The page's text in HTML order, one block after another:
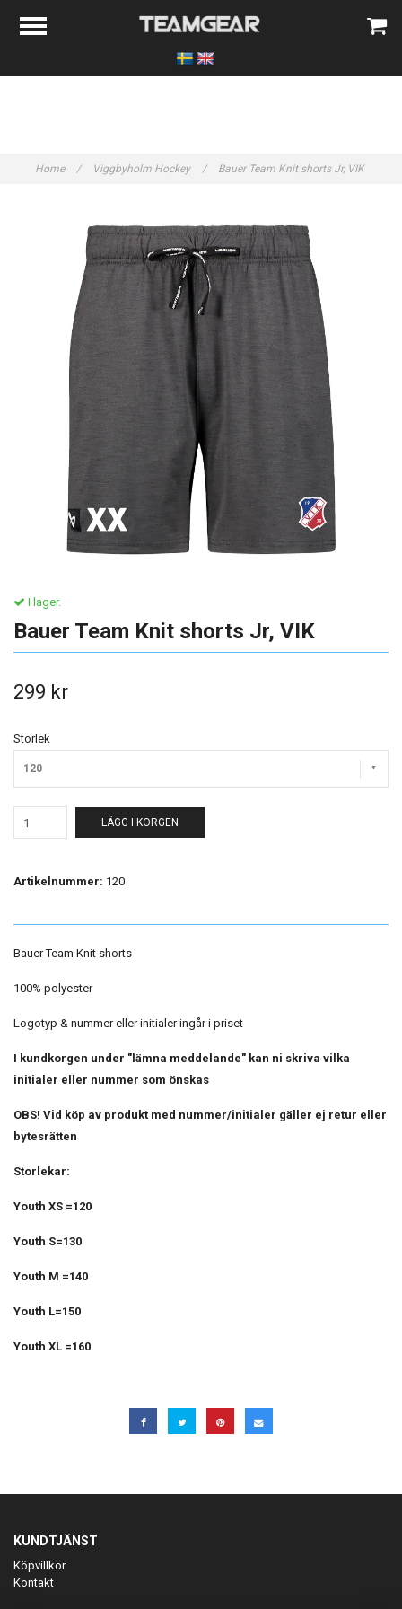
Home / Viggbyholm Hockey / Bauer Team Knit shorts Jr, VIK
I lager.
Bauer Team Knit shorts Jr, VIK
299 kr
Storlek
120
LÄGG I KORGEN
Artikelnummer: 120
Bauer Team Knit shorts
100% polyester
Logotyp & nummer eller initialer ingår i priset
I kundkorgen under "lämna meddelande" kan ni skriva vilka
initialer eller nummer som önskas
OBS! Vid köp av produkt med nummer/initialer gäller ej retur eller
bytesrätten
Storlekar:
Youth XS =120
Youth S=130
Youth M =140
Youth L=150
Youth XL =160
KUNDTJÄNST
Köpvillkor
Kontakt